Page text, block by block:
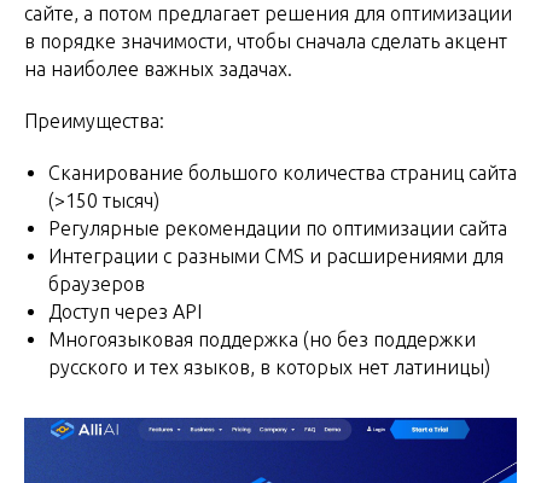
сайте, а потом предлагает решения для оптимизации
в порядке значимости, чтобы сначала сделать акцент
на наиболее важных задачах.
Преимущества:
Сканирование большого количества страниц сайта
(>150 тысяч)
Регулярные рекомендации по оптимизации сайта
Интеграции с разными CMS и расширениями для
браузеров
Доступ через API
Многоязыковая поддержка (но без поддержки
русского и тех языков, в которых нет латиницы)